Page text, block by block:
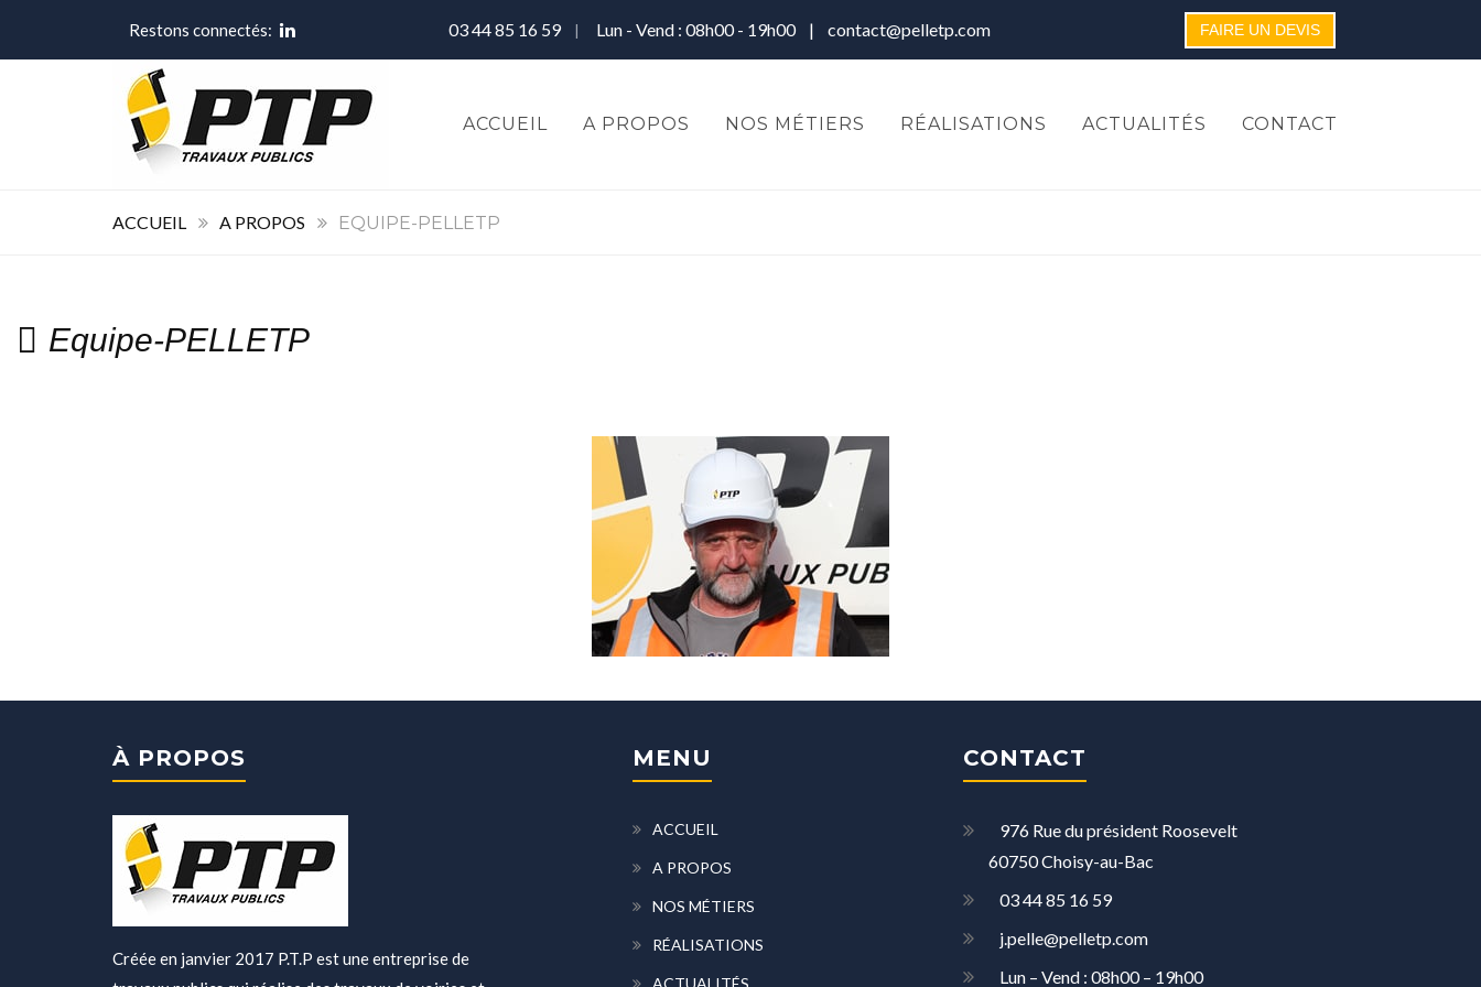
Restons connectés: 03 44 85 16 59| Lun - Vend : 08h00 - 19h00 | contact@pelletp.com FAIRE UN DEVIS
ACCUEIL A PROPOS NOS MÉTIERS RÉALISATIONS ACTUALITÉS CONTACT
ACCUEIL A PROPOS EQUIPE-PELLETP
Equipe-PELLETP
À PROPOS
Créée en janvier 2017 P.T.P est une entreprise de
MENU
ACCUEIL
A PROPOS
NOS MÉTIERS
RÉALISATIONS
ACTUALITÉS
CONTACT
976 Rue du président Roosevelt
60750 Choisy-au-Bac
03 44 85 16 59
j.pelle@pelletp.com
Lun – Vend : 08h00 – 19h00